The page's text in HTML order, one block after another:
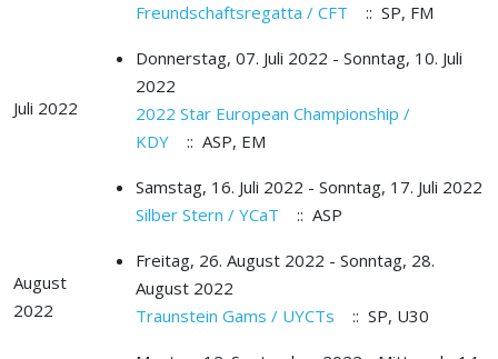
Juli 2022
Freundschaftsregatta / CFT
:: SP, FM
Donnerstag, 07. Juli 2022 - Sonntag, 10. Juli
2022
2022 Star European Championship /
KDY
:: ASP, EM
Samstag, 16. Juli 2022 - Sonntag, 17. Juli 2022
Silber Stern / YCaT
:: ASP
August
2022
Freitag, 26. August 2022 - Sonntag, 28.
August 2022
Traunstein Gams / UYCTs
:: SP, U30